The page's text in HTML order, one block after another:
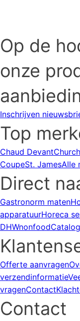
Op de
onze
Inschrijven
Top
Chaud Devant
CoupeSt. JamesAlle
Direct
Gastronorm maten
apparatuurHoreca
DHWnonfood
Offerte aanvragen
verzendinformatie
vragenContact
Contact